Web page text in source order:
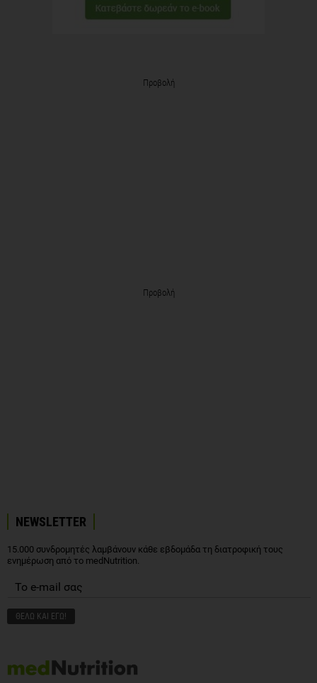
Προβολή
Προβολή
NEWSLETTER
15.000 συνδρομητές λαμβάνουν κάθε εβδομάδα τη διατροφική τους
ενημέρωση από το medNutrition.